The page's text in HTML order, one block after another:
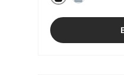
NegroGris